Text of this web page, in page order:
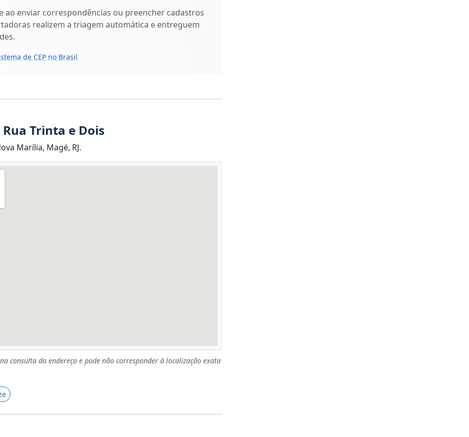
ao enviar correspondências ou preencher cadastros
realizem a triagem automática e entreguem
de CEP no Brasil
Rua Trinta e Dois
Marília, Magé, RJ.
consulta do endereço e pode não corresponder à localização exata